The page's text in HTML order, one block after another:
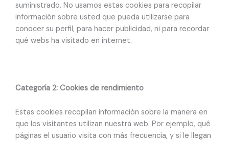
suministrado. No usamos estas cookies para recopilar
información sobre usted que pueda utilizarse para
conocer su perfil, para hacer publicidad, ni para recordar
qué webs ha visitado en internet.
Categoría 2: Cookies de rendimiento
Estas cookies recopilan información sobre la manera en
que los visitantes utilizan nuestra web. Por ejemplo, qué
páginas el usuario visita con más frecuencia, y si le llegan